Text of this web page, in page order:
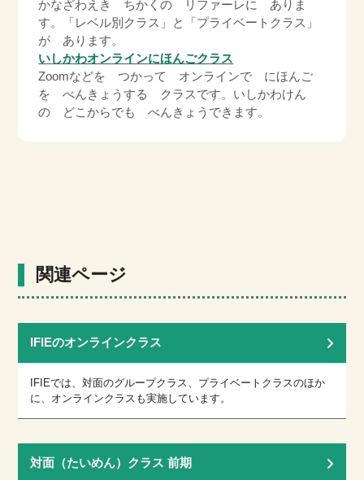
かなざわえき ちかくの リファーレに ありま
す。「レベル別クラス」と「プライベートクラス」
が あります。
いしかわオンラインにほんごクラス
Zoomなどを つかって オンラインで にほんご
を べんきょうする クラスです。いしかわけん
の どこからでも べんきょうできます。
関連ページ
IFIEのオンラインクラス
IFIEでは、対面のグループクラス、プライベートクラスのほか
に、オンラインクラスも実施しています。
対面（たいめん）クラス 前期